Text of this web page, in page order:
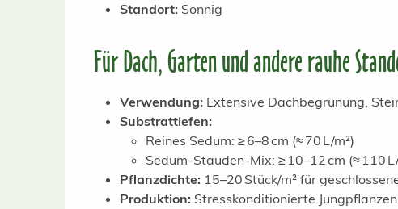
Standort: Sonnig
Für Dach, Garten und andere rauhe
Verwendung: Extensive Dachbegrünung,
Substrattiefen:
Reines Sedum: ≥ 6–8 cm (≈ 70 L/m²)
Sedum-Stauden-Mix: ≥ 10–12 cm (≈ 110
Pflanzdichte: 15–20 Stück/m² für
Produktion: Stresskonditionierte